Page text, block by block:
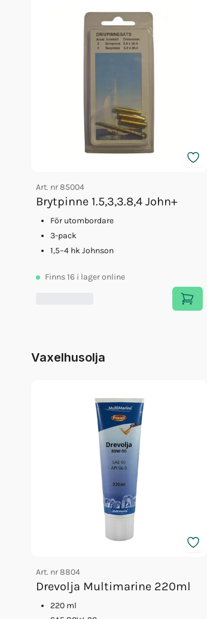
Art. nr85004
Brytpinne 1.5,3,3.8,4 John+
För utombordare
3-pack
1,5–4 hk Johnson
Finns16 i lager online
Vaxelhusolja
Art. nr8804
Drevolja Multimarine 220ml
220 ml